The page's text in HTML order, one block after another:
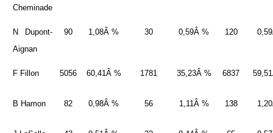
Cheminade
N Dupont-
Aignan
90 1,08Â % 30 0,59Â % 120
F Fillon 5056 60,41Â % 1781 35,23Â % 6837
B Hamon 82 0,98Â % 56 1,11Â % 138